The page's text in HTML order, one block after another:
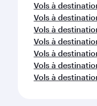
Vols à
Vols à
Vols à
Vols à
Vols à
Vols à
Vols à